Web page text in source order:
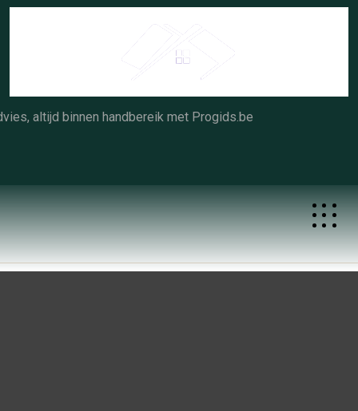
Skip
altijd binnen handbereik met Progids.be